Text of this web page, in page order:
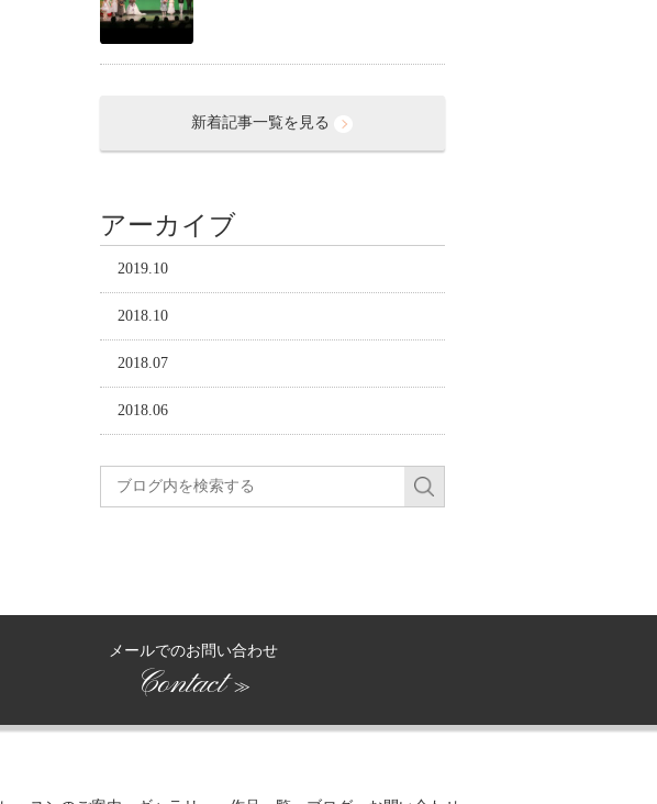
新着記事一覧を見る
アーカイブ
2019.10
2018.10
2018.07
2018.06
メールでのお問い合わせ
Contact≫